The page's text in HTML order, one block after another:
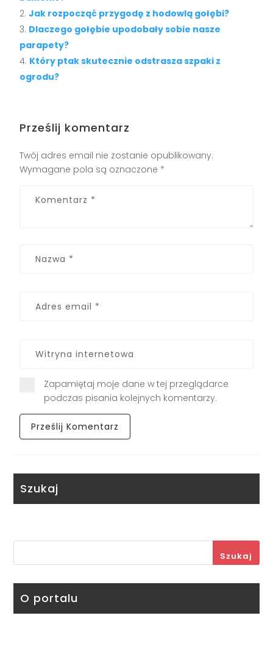
Jak rozpocząć przygodę z hodowlą gołębi?
Dlaczego gołębie upodobały sobie nasze
parapety?
Który ptak skutecznie odstrasza szpaki z
ogrodu?
Prześlij komentarz
Twój adres email nie zostanie opublikowany.
Wymagane pola są oznaczone *
Zapamiętaj moje dane w tej przeglądarce
podczas pisania kolejnych komentarzy.
Szukaj
Szukaj
O portalu